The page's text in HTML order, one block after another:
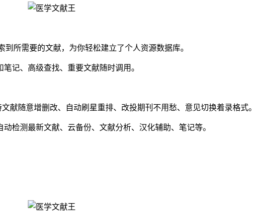
所需要的文献，为你轻松建立了个人资源数据库。
记、高级查找、重要文献随时调用。
随意增删改、自动刷星重排、改投期刊不用愁、意见切换着录格式。
测最新文献、云备份、文献分析、汉化辅助、笔记等。